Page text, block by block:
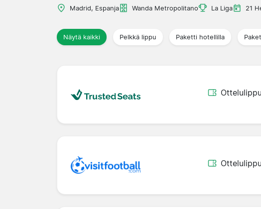
Madrid, Espanja Wanda Metropolitano La Liga 21
Näytä kaikki Pelkkä lippu Paketti hotellilla